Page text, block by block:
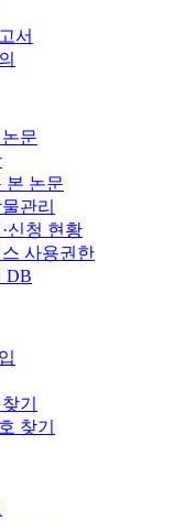
서
문
본 논문
관리
신청 현황
사용권한
DB
기
찾기